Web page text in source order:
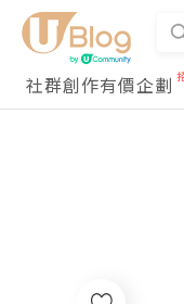
社群創作有價企劃